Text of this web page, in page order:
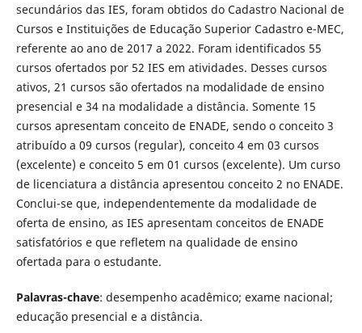
secundários das IES, foram obtidos do Cadastro Nacional de
Cursos e Instituições de Educação Superior Cadastro e-MEC,
referente ao ano de 2017 a 2022. Foram identificados 55
cursos ofertados por 52 IES em atividades. Desses cursos
ativos, 21 cursos são ofertados na modalidade de ensino
presencial e 34 na modalidade a distância. Somente 15
cursos apresentam conceito de ENADE, sendo o conceito 3
atribuído a 09 cursos (regular), conceito 4 em 03 cursos
(excelente) e conceito 5 em 01 cursos (excelente). Um curso
de licenciatura a distância apresentou conceito 2 no ENADE.
Conclui-se que, independentemente da modalidade de
oferta de ensino, as IES apresentam conceitos de ENADE
satisfatórios e que refletem na qualidade de ensino
ofertada para o estudante.
Palavras-chave: desempenho acadêmico; exame nacional;
educação presencial e a distância.